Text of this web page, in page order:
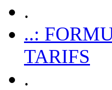
.
..:
TARIFS
.